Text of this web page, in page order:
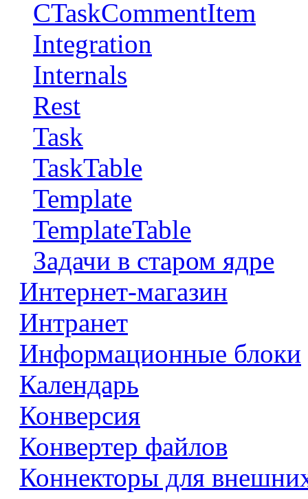
CTaskCommentItem
Integration
Internals
Rest
Task
TaskTable
Template
TemplateTable
Задачи в старом ядре
Интернет-магазин
Интранет
Информационные блоки
Календарь
Конверсия
Конвертер файлов
Коннекторы для